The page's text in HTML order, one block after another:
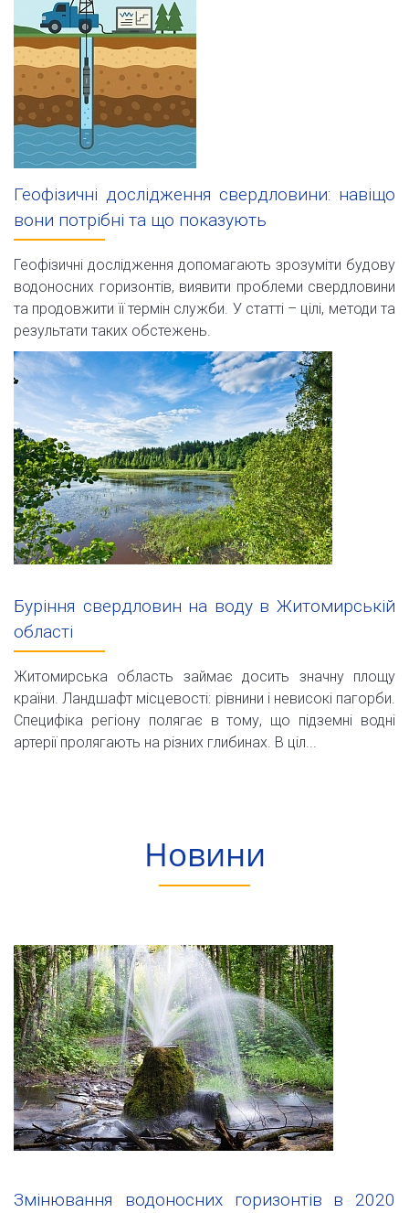
Геофізичні дослідження свердловини: навіщо
вони потрібні та що показують
Геофізичні дослідження допомагають зрозуміти будову
водоносних горизонтів, виявити проблеми свердловини
та продовжити її термін служби. У статті – цілі, методи та
результати таких обстежень.
Буріння свердловин на воду в Житомирській
області
Житомирська область займає досить значну площу
країни. Ландшафт місцевості: рівнини і невисокі пагорби.
Специфіка регіону полягає в тому, що підземні водні
артерії пролягають на різних глибинах. В ціл...
Новини
Змінювання водоносних горизонтів в 2020